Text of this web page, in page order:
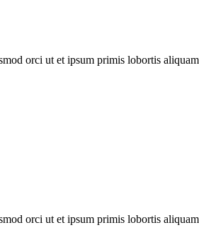
orci ut et ipsum primis lobortis
orci ut et ipsum primis lobortis